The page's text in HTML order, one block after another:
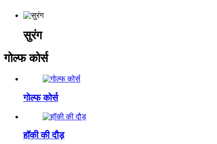
सुरंग
गोल्फ कोर्स
गोल्फ कोर्स
हॉकी की दौड़